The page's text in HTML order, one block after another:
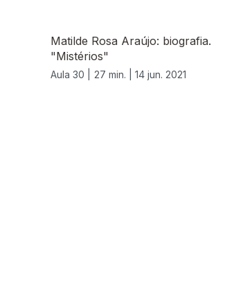
Matilde Rosa Araújo: biografia.
"Mistérios"
Aula 30 | 27 min. | 14 jun. 2021